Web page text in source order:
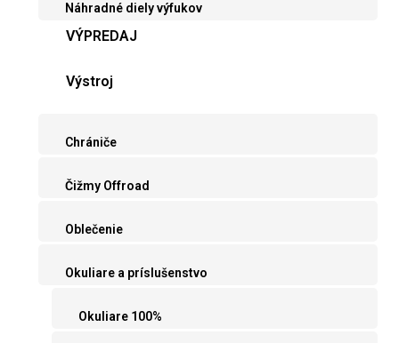
Náhradné diely výfukov
VÝPREDAJ
Výstroj
Chrániče
Čižmy Offroad
Oblečenie
Okuliare a príslušenstvo
Okuliare 100%